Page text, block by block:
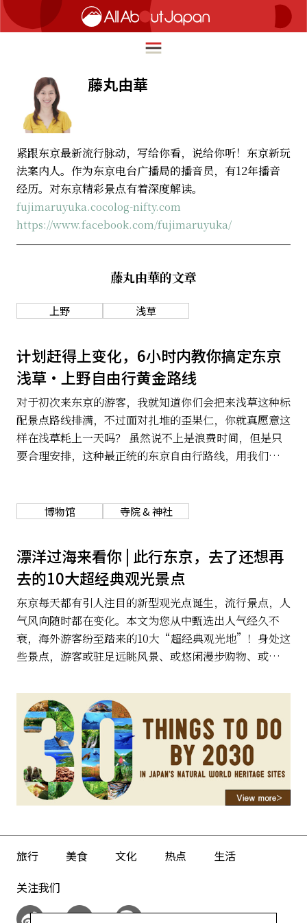
简体中文
繁體中文
HOME
旅行
美食
文化
热点
藤丸由華
紧跟东京最新流行脉动，写给你看，说给你听！东京新玩
法案内人。作为东京电台广播局的播音员，有12年播音
经历。对东京精彩景点有着深度解读。
fujimaruyuka.cocolog-nifty.com
https://www.facebook.com/fujimaruyuka/
藤丸由華的文章
上野 浅草
计划赶得上变化，6小时内教你搞定东京
浅草・上野自由行黄金路线
对于初次来东京的游客，我就知道你们会把来浅草这种标
配景点路线排满，不过面对扎堆的歪果仁，你就真愿意这
样在浅草耗上一天吗？ 虽然说不上是浪费时间，但是只
要合理安排，这种最正统的东京自由行路线，用我们提供
博物馆 寺院 & 神社
漂洋过海来看你 | 此行东京，去了还想再
去的10大超经典观光景点
东京每天都有引人注目的新型观光点诞生，流行景点，人
气风向随时都在变化。本文为您从中甄选出人气经久不
衰，海外游客纷至踏来的10大“超经典观光地”！身处这
些景点，游客或驻足远眺风景、或悠闲漫步购物、或细细
的去处。
旅行 美食 文化 热点
生活
关注我们